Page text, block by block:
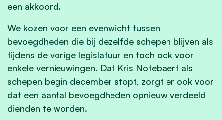
een akkoord.
We kozen voor een evenwicht tussen
bevoegdheden die bij dezelfde schepen blijven als
tijdens de vorige legislatuur en toch ook voor
enkele vernieuwingen. Dat Kris Notebaert als
schepen begin december stopt, zorgt er ook voor
dat een aantal bevoegdheden opnieuw verdeeld
dienden te worden.